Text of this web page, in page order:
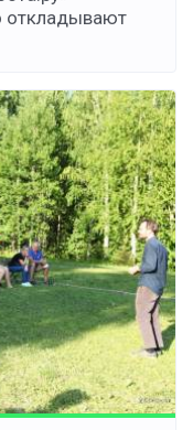
откладывают